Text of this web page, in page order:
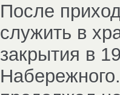
После
служить в
закрытия в